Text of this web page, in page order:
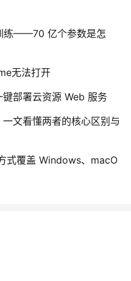
练——70 亿个参数是怎
无法打开
部署云资源 Web 服务
文看懂两者的核心区别与
式覆盖 Windows、macO